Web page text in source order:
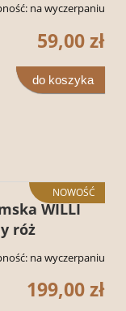
na wyczerpaniu
59,00 zł
do koszyka
WILLI
róż
na wyczerpaniu
199,00 zł
NOWOŚĆ